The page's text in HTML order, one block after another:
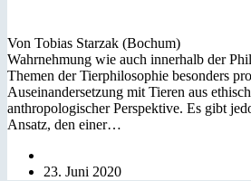
Von Tobias Starzak (Bochum)
Wahrnehmung wie auch innerhalb der
Themen der Tierphilosophie besonders
Auseinandersetzung mit Tieren aus
anthropologischer Perspektive. Es gibt
Ansatz, den einer…
23. Juni 2020